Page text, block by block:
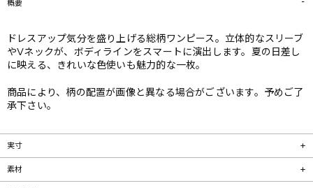
概要
ドレスアップ気分を盛り上げる総柄ワンピース。立体的なスリーブ
やVネックが、ボディラインをスマートに演出します。夏の日差し
に映える、きれいな色使いも魅力的な一枚。
商品により、柄の配置が画像と異なる場合がございます。予めご了
承下さい。
実寸
素材